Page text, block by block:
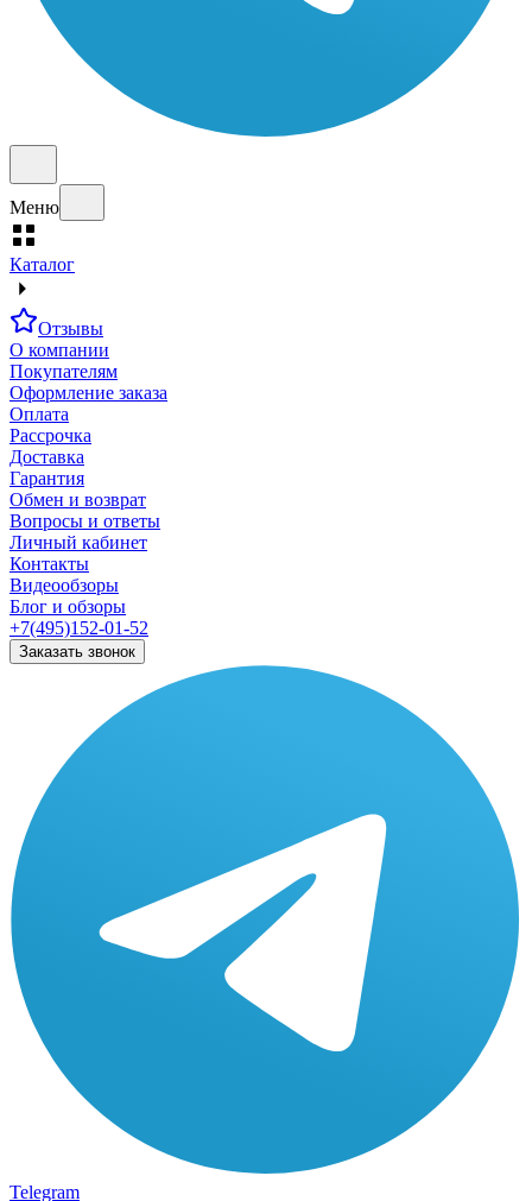
Меню
Каталог
Отзывы
О компании
Покупателям
Оформление заказа
Оплата
Рассрочка
Доставка
Гарантия
Обмен и возврат
Вопросы и ответы
Личный кабинет
Контакты
Видеообзоры
Блог и обзоры
+7(495)152-01-52
Заказать звонок
Telegram